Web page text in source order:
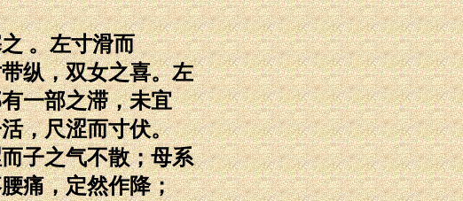
。左寸滑而
纵，双女之喜。左
一部之滞，未宜
，尺涩而寸伏。
子之气不散；母系
痛，定然作降；